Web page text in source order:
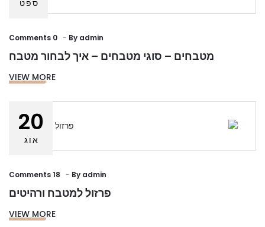
ספט
By admin
0 Comments
מטבחים – סוגי מטבחים – איך לבחור מטבח
VIEW MORE
20
אוג
By admin
18 Comments
פרזול למטבח ורהיטים
VIEW MORE